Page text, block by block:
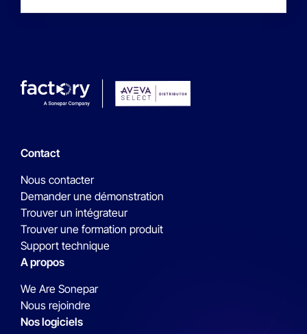
Contact
Nous contacter
Demander une démonstration
Trouver un intégrateur
Trouver une formation produit
Support technique
A propos
We Are Sonepar
Nous rejoindre
Nos logiciels